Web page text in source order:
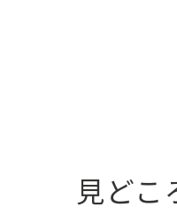
見どこ